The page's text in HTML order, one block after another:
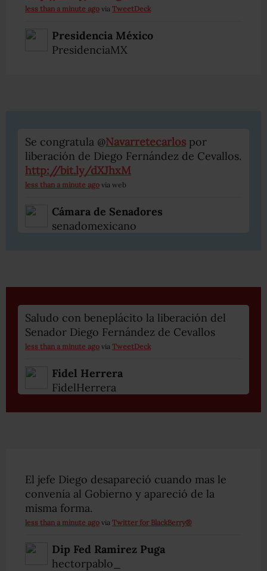
less than a minute ago via TweetDeck
Presidencia México
PresidenciaMX
Se congratula @Navarretecarlos por
liberación de Diego Fernández de Cevallos.
http://bit.ly/dXJhxM
less than a minute ago via web
Cámara de Senadores
senadomexicano
Saludo con beneplácito la liberación del
Senador Diego Fernández de Cevallos
less than a minute ago via TweetDeck
Fidel Herrera
FidelHerrera
El jefe Diego desapareció cuando mas le
convenía al Gobierno y apareció de la
misma forma.
less than a minute ago via Twitter for BlackBerry®
Dip Fed Ramirez Puga
hectorpablo_